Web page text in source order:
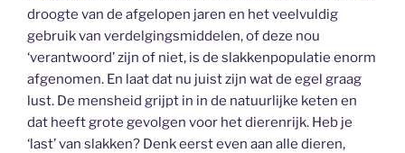
droogte van de afgelopen jaren en het veelvuldig
gebruik van verdelgingsmiddelen, of deze nou
‘verantwoord’ zijn of niet, is de slakkenpopulatie enorm
afgenomen. En laat dat nu juist zijn wat de egel graag
lust. De mensheid grijpt in in de natuurlijke keten en
dat heeft grote gevolgen voor het dierenrijk. Heb je
‘last’ van slakken? Denk eerst even aan alle dieren,